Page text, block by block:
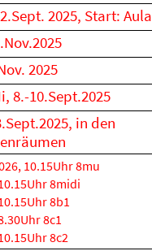
2025, Start: Aula
2025
8.-10.Sept.2025
in den
10.15Uhr 8mu
8midi
8b1
8c1
8c2